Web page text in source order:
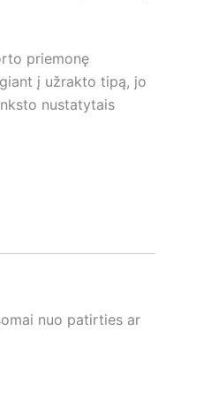
priemonę
į užrakto tipą, jo
nustatytais
nuo patirties ar